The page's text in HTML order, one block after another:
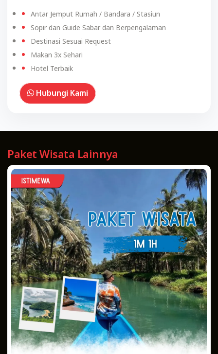
Antar Jemput Rumah / Bandara / Stasiun
Sopir dan Guide Sabar dan Berpengalaman
Destinasi Sesuai Request
Makan 3x Sehari
Hotel Terbaik
Hubungi Kami
Paket Wisata Lainnya